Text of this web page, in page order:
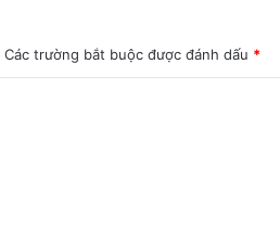
Các trường bắt buộc được đánh dấu *